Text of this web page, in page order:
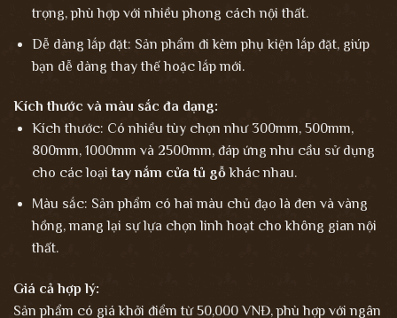
trọng, phù hợp với nhiều phong cách nội thất.
Dễ dàng lắp đặt: Sản phẩm đi kèm phụ kiện lắp đặt, giúp
bạn dễ dàng thay thế hoặc lắp mới.
Kích thước và màu sắc đa dạng:
Kích thước: Có nhiều tùy chọn như 300mm, 500mm,
800mm, 1000mm và 2500mm, đáp ứng nhu cầu sử dụng
cho các loại tay nắm cửa tủ gỗkhác nhau.
Màu sắc: Sản phẩm có hai màu chủ đạo là đen và vàng
hồng, mang lại sự lựa chọn linh hoạt cho không gian nội
thất.
Giá cả hợp lý:
Sản phẩm có giá khởi điểm từ 50,000 VNĐ, phù hợp với ngân